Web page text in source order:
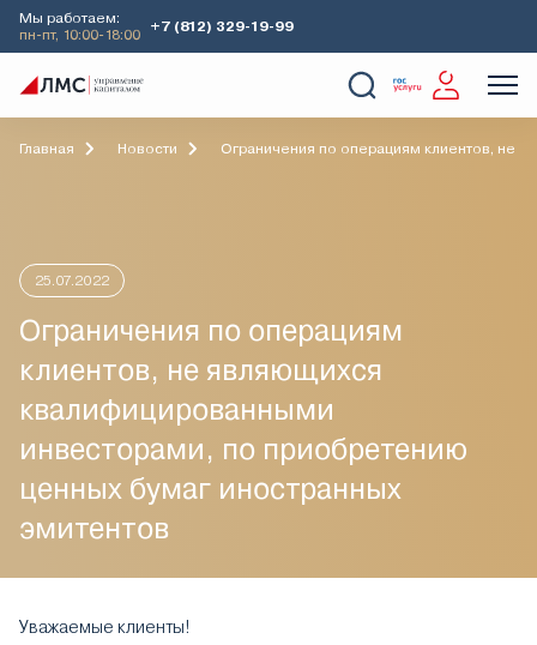
Мы работаем:
пн-пт, 10:00-18:00
+7 (812) 329-19-99
О Компании Услуги
Главная Новости Ограничения по операциям клиентов, не
25.07.2022
Ограничения по операциям
клиентов, не являющихся
квалифицированными
инвесторами, по приобретению
ценных бумаг иностранных
эмитентов
Уважаемые клиенты!